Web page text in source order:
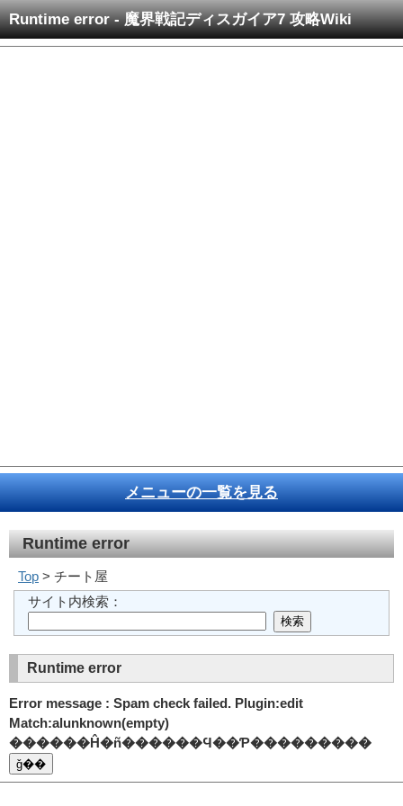
Runtime error - 魔界戦記ディスガイア7 攻略Wiki
メニューの一覧を見る
Runtime error
Top > チート屋
サイト内検索：
Runtime error
Error message : Spam check failed. Plugin:edit
Match:alunknown(empty)
������Ĥ�ñ������Ϥ��Ƥ���������